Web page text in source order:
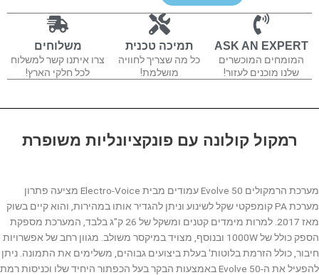
ASK AN EXPERT
המומחים המוכשרים
שלנו מוכנים לעזור!
תמיכה טכנית
כל מה שצריך לחוויה
מושלמת!
משלוחים
צרו איתנו קשר למשלוח
לכל חלקי הארץ!
רמקול קולונה עם פונקציונליות משופרת
מערכת הרמקולים Evolve 50 עמודים מבית Electro-Voice מציעה פתרון
מערכת PA קומפקטי שקל לשינוע וניתן להגדיר אותו במהירות, והוא קיים בשוק
מאז 2017. למרות מימדים קטנים ומשקל של 26 ק"ג בלבד, המערכת מספקת
הספק כולל של 1000W ובנוסף, מצויד במיקסר משולב. מגוון רחב של אפשרויות
חיבור, כולל הזרמת בלוטות' בעלת ביצועים גבוהים, משלימים את התמונה. ניתן
להפעיל את ה-Evolve 50 באמצעות הבקר בעל הכפתור היחיד שלו וכניסות רמת